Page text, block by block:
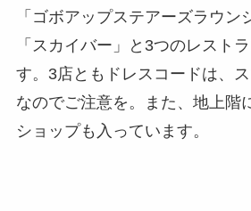
「ゴボアップステアーズラウン
「スカイバー」と3つのレスト
す。3店ともドレスコードは、
なのでご注意を。また、地上階
ショップも入っています。